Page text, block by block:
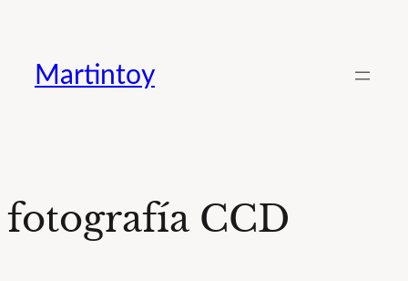
contenido
Martintoy
fotografía CCD